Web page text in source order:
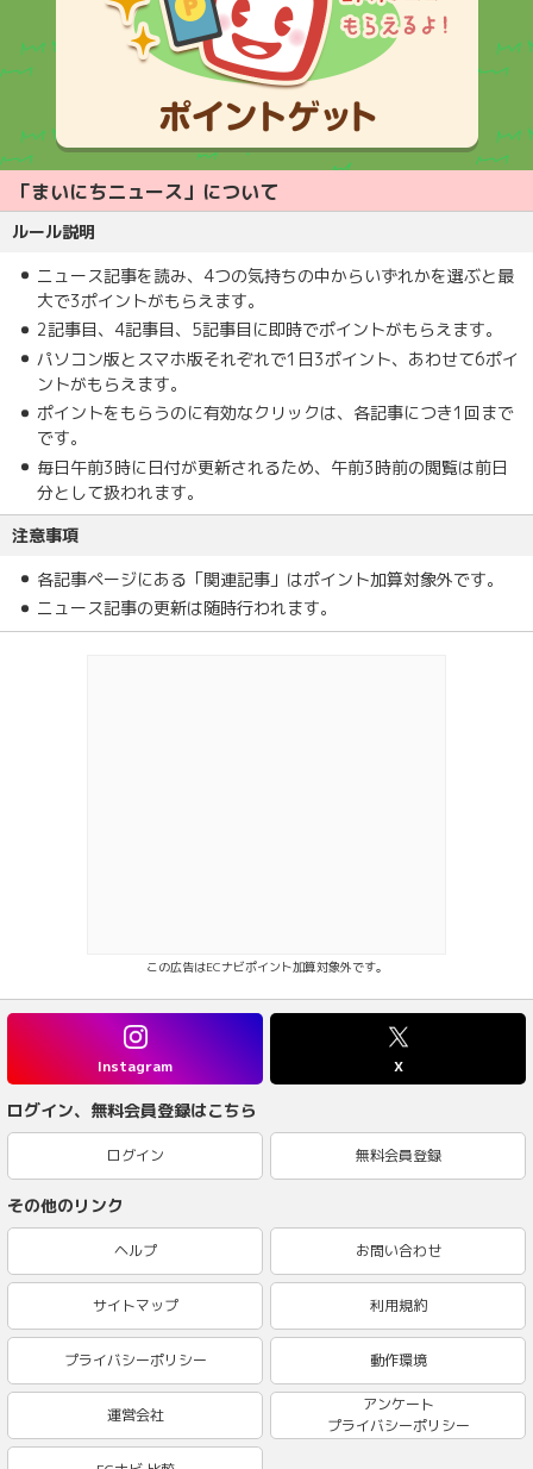
「まいにちニュース」について
ルール説明
ニュース記事を読み、4つの気持ちの中からいずれかを選ぶと最
大で3ポイントがもらえます。
2記事目、4記事目、5記事目に即時でポイントがもらえます。
パソコン版とスマホ版それぞれで1日3ポイント、あわせて6ポイ
ントがもらえます。
ポイントをもらうのに有効なクリックは、各記事につき1回まで
です。
毎日午前3時に日付が更新されるため、午前3時前の閲覧は前日
分として扱われます。
注意事項
各記事ページにある「関連記事」はポイント加算対象外です。
ニュース記事の更新は随時行われます。
この広告はECナビポイント加算対象外です。
Instagram X
ログイン、無料会員登録はこちら
ログイン 無料会員登録
その他のリンク
ヘルプ お問い合わせ
サイトマップ 利用規約
プライバシーポリシー 動作環境
運営会社
アンケート
プライバシーポリシー